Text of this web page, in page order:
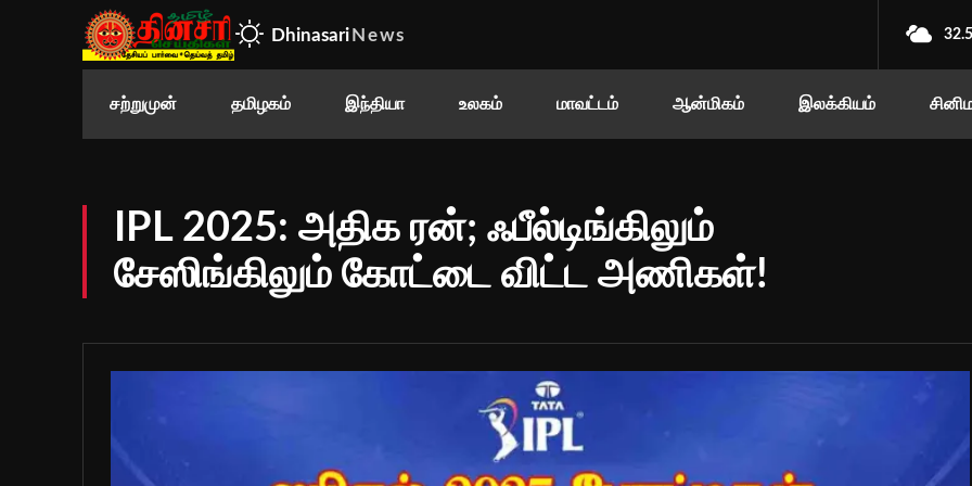
Dhinasari News
சற்றுமுன் தமிழகம் இந்தியா உலகம் மாவட்டம் ஆன்மிகம் இலக்கியம்
IPL 2025: அதிக ரன்; ஃபீல்டிங்கிலும்
சேஸிங்கிலும் கோட்டை விட்ட அணிகள்!